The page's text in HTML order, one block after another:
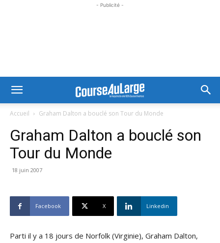
- Publicité -
Accueil Graham Dalton a bouclé son Tour du Monde
Graham Dalton a bouclé son
Tour du Monde
18 juin 2007
Facebook X Linkedin
Parti il y a 18 jours de Norfolk (Virginie), Graham Dalton,